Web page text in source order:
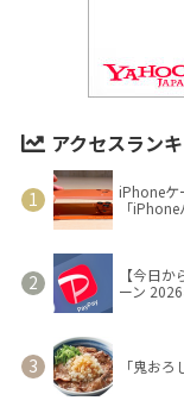
アクセスラン
iPhoneケ
「
【今日
ーン
「鬼お